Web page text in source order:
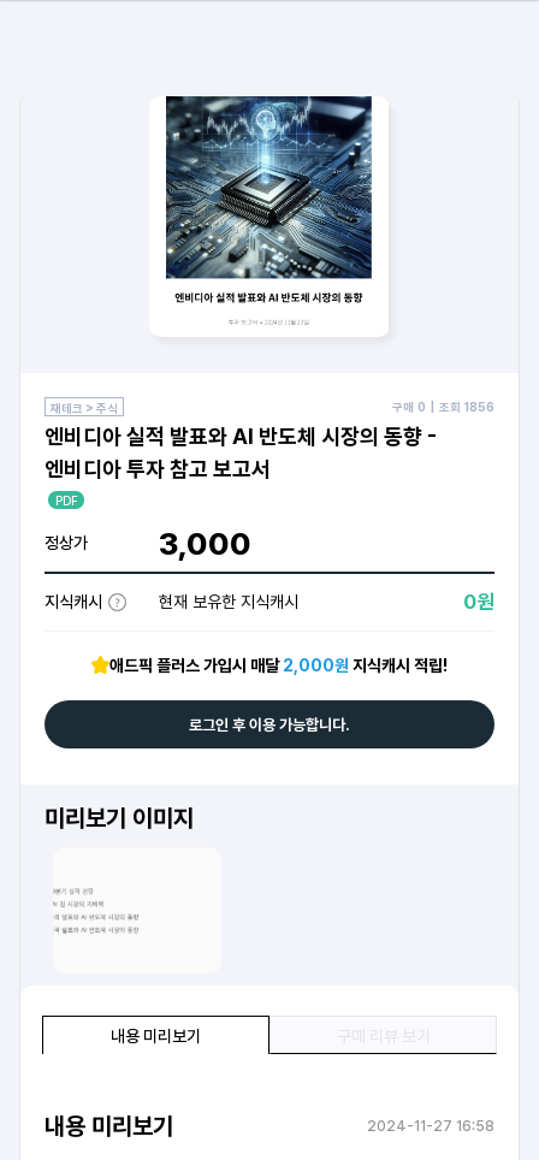
재테크 > 주식 구매 0 | 조회 1856
엔비디아 실적 발표와 AI 반도체 시장의 동향 -
엔비디아 투자 참고 보고서
PDF
정상가 3,000
지식캐시 현재 보유한 지식캐시 0원
애드픽 플러스 가입시 매달2,000원 지식캐시 적립!
로그인 후 이용 가능합니다.
내용 미리보기
내용 미리보기 2024-11-27 16:58
미리보기 이미지